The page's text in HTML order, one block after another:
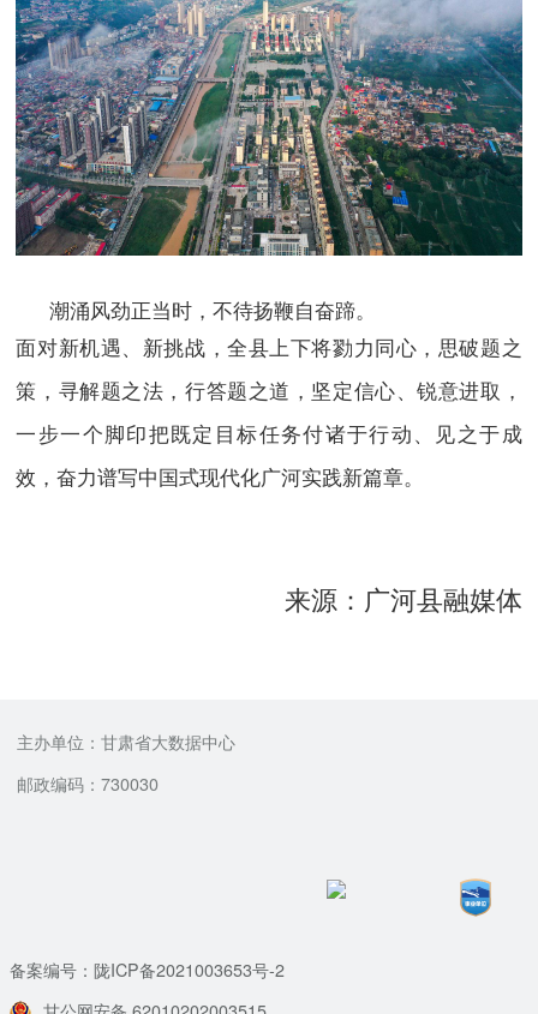
潮涌风劲正当时，不待扬鞭自奋蹄。
面对新机遇、新挑战，全县上下将勠力同心，思破题之
策，寻解题之法，行答题之道，坚定信心、锐意进取，
一步一个脚印把既定目标任务付诸于行动、见之于成
效，奋力谱写中国式现代化广河实践新篇章。
来源：广河县融媒体
主办单位：甘肃省大数据中心
邮政编码：730030
备案编号：陇ICP备2021003653号-2